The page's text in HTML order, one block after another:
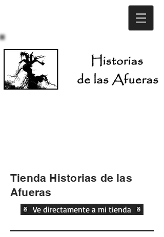
Tienda Historias de las
Afueras
Ve directamente a mi tienda